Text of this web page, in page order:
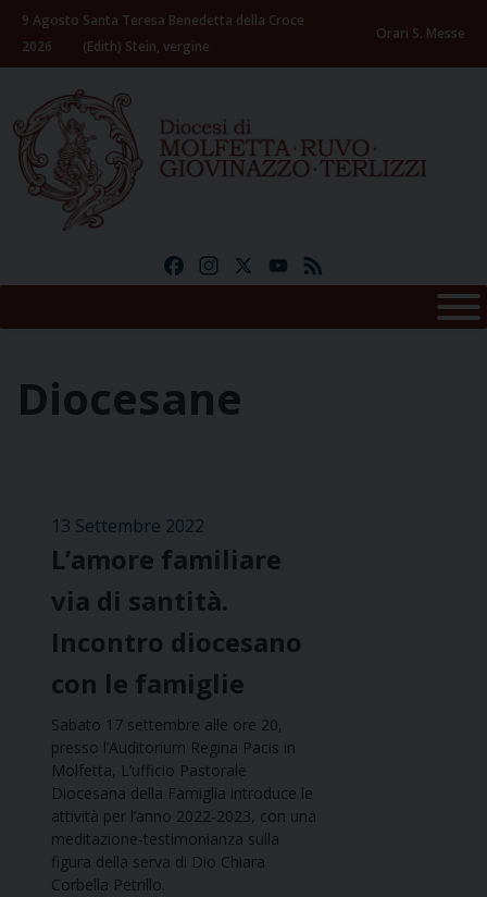
Skip
content
9 Agosto
2026
Santa Teresa Benedetta della Croce
(Edith) Stein, vergine
Orari S. Messe
FacebookInstagramYouTube
Diocesane
13 Settembre 2022
L’amore familiare
via di santità.
Incontro diocesano
con le famiglie
Sabato 17 settembre alle ore 20,
presso l’Auditorium Regina Pacis in
Molfetta, L’ufficio Pastorale
Diocesana della Famiglia introduce le
attività per l’anno 2022-2023, con una
meditazione-testimonianza sulla
figura della serva di Dio Chiara
Corbella Petrillo.